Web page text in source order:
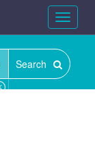
Toggle
Search